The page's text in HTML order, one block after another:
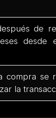
de
desde
compra se
la